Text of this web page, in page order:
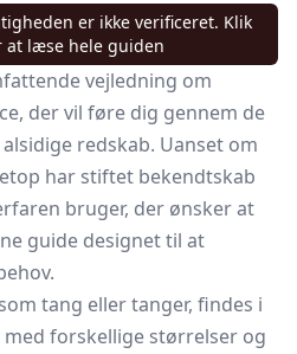
er ikke verificeret. Klik
at læse hele guiden
vejledning om
der vil føre dig gennem de
redskab. Uanset om
har stiftet bekendtskab
bruger, der ønsker at
guide designet til at
tang eller tanger, findes i
forskellige størrelser og